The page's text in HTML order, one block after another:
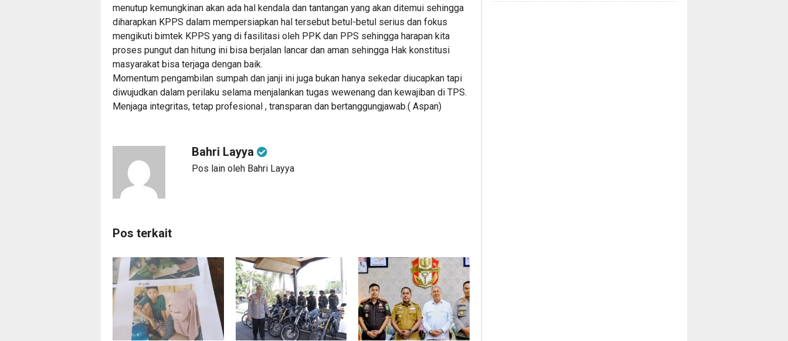
menutup kemungkinan akan ada hal kendala dan tantangan yang akan ditemui sehingga
diharapkan KPPS dalam mempersiapkan hal tersebut betul-betul serius dan fokus
mengikuti bimtek KPPS yang di fasilitasi oleh PPK dan PPS sehingga harapan kita
proses pungut dan hitung ini bisa berjalan lancar dan aman sehingga Hak konstitusi
masyarakat bisa terjaga dengan baik.
Momentum pengambilan sumpah dan janji ini juga bukan hanya sekedar diucapkan tapi
diwujudkan dalam perilaku selama menjalankan tugas wewenang dan kewajiban di TPS.
Menjaga integritas, tetap profesional , transparan dan bertanggungjawab.( Aspan)
Bahri Layya
Pos lain oleh Bahri Layya
Pos terkait